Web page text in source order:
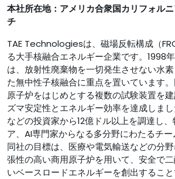
本社所在地：アメリカ合衆国カリフォル
チ
TAE Technologiesは、磁場反転構成（
る大手核融合エネルギー企業です。1998
は、放射性廃棄物を一切発生させない水
た無中性子核融合に重点を置いています。
原子炉をはじめとする複数の試験装置を
ズマ安定性とエネルギー効率を達成しま
などの投資家から12億ドル以上を調達し
ア、AI専門家からなる多分野にわたるチー
同社の目標は、医療や電気輸送などの分
張性の高い商用原子炉を用いて、安全で
いベースロードエネルギーを創出すること